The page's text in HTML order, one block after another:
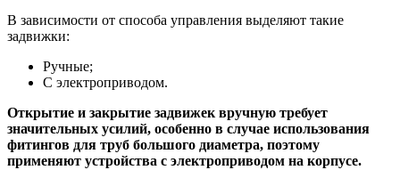
В зависимости от способа управления выделяют такие
задвижки:
Ручные;
С электроприводом.
Открытие и закрытие задвижек вручную требует
значительных усилий, особенно в случае использования
фитингов для труб большого диаметра, поэтому
применяют устройства с электроприводом на корпусе.